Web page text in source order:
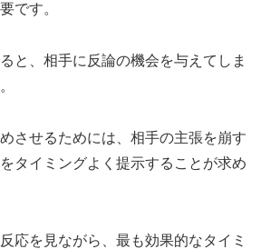
です。
と、相手に反論の機会を与えてしま
させるためには、相手の主張を崩す
タイミングよく提示することが求め
応を見ながら、最も効果的なタイミ